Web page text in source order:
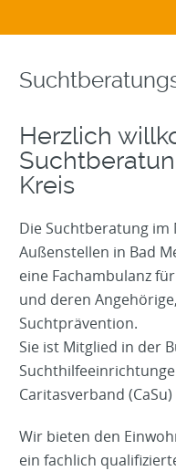
Herzlich
Kreis
Die Suchtberatung im
Außenstellen in Bad
eine Fachambulanz
und deren
Suchtprävention.
Sie ist Mitglied in der
Caritasverband (CaSu)
Wir bieten den
ein fachlich